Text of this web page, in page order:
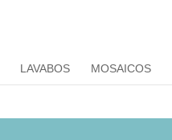
LAVABOS MOSAICOS